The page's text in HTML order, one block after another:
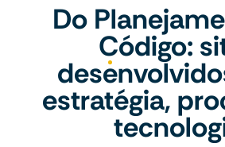
Do
Código:
estratégia,